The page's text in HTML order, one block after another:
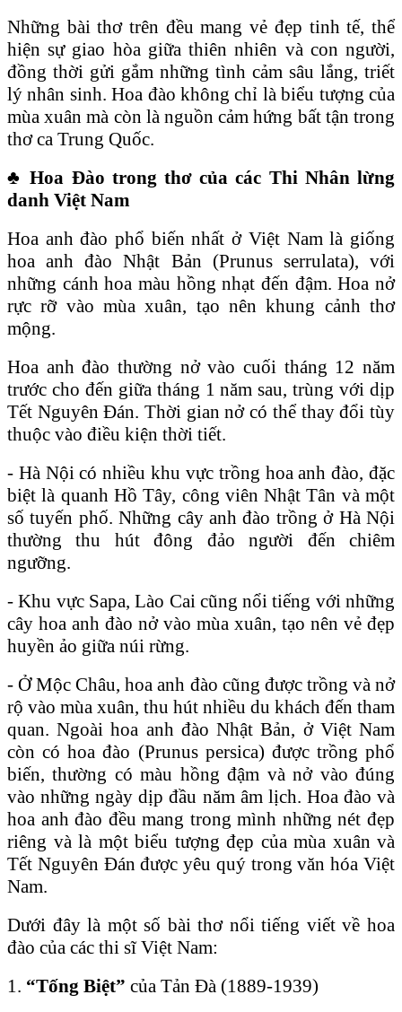
Những bài thơ trên đều mang vẻ đẹp tinh tế, thể
hiện sự giao hòa giữa thiên nhiên và con người,
đồng thời gửi gắm những tình cảm sâu lắng, triết
lý nhân sinh. Hoa đào không chỉ là biểu tượng của
mùa xuân mà còn là nguồn cảm hứng bất tận trong
thơ ca Trung Quốc.
♣ Hoa Đào trong thơ của các Thi Nhân lừng
danh Việt Nam
Hoa anh đào phổ biến nhất ở Việt Nam là giống
hoa anh đào Nhật Bản (Prunus serrulata), với
những cánh hoa màu hồng nhạt đến đậm. Hoa nở
rực rỡ vào mùa xuân, tạo nên khung cảnh thơ
mộng.
Hoa anh đào thường nở vào cuối tháng 12 năm
trước cho đến giữa tháng 1 năm sau, trùng với dịp
Tết Nguyên Đán. Thời gian nở có thể thay đổi tùy
thuộc vào điều kiện thời tiết.
- Hà Nội có nhiều khu vực trồng hoa anh đào, đặc
biệt là quanh Hồ Tây, công viên Nhật Tân và một
số tuyến phố. Những cây anh đào trồng ở Hà Nội
thường thu hút đông đảo người đến chiêm
ngưỡng.
- Khu vực Sapa, Lào Cai cũng nổi tiếng với những
cây hoa anh đào nở vào mùa xuân, tạo nên vẻ đẹp
huyền ảo giữa núi rừng.
- Ở Mộc Châu, hoa anh đào cũng được trồng và nở
rộ vào mùa xuân, thu hút nhiều du khách đến tham
quan.Ngoài hoa anh đào Nhật Bản, ở Việt Nam
còn có hoa đào (Prunus persica) được trồng phổ
biến, thường có màu hồng đậm và nở vào đúng
vào những ngày dịp đầu năm âm lịch. Hoa đào và
hoa anh đào đều mang trong mình những nét đẹp
riêng và là một biểu tượng đẹp của mùa xuân và
Tết Nguyên Đán được yêu quý trong văn hóa Việt
Nam.
Dưới đây là một số bài thơ nổi tiếng viết về hoa
đào của các thi sĩ Việt Nam:
1. “Tống Biệt” của Tản Đà (1889-1939)